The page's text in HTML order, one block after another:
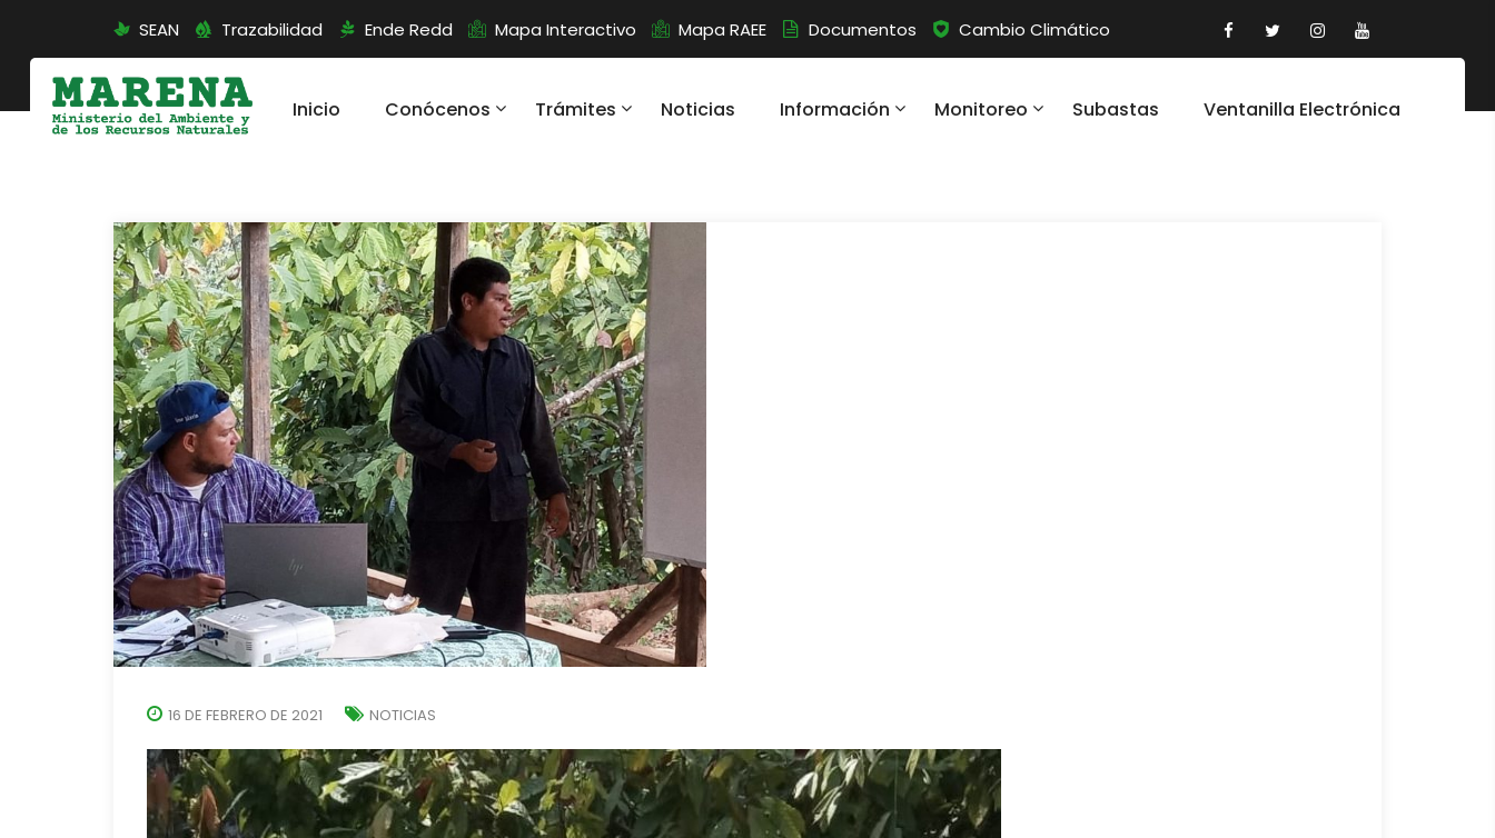
SEAN Trazabilidad Ende Redd Mapa Interactivo Mapa RAEE Documentos Cambio Climático
Inicio Conócenos Trámites Noticias Información Monitoreo Subastas Ventanilla Electrónica
16 DE FEBRERO DE 2021 NOTICIAS